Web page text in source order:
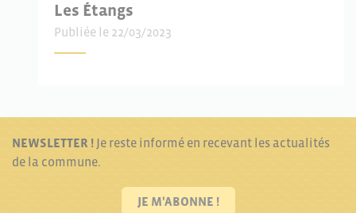
Les Étangs
Publiée le 22/03/2023
NEWSLETTER ! Je reste informé en recevant les actualités
de la commune.
JE M'ABONNE !